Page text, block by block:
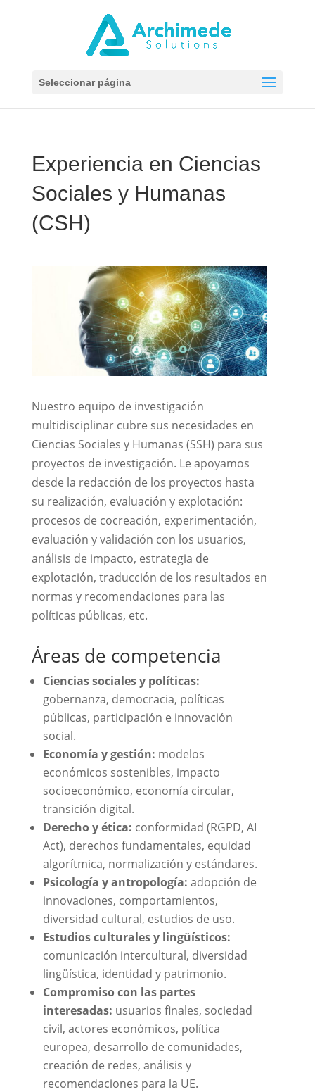
Seleccionar página
Experiencia en Ciencias
Sociales y Humanas
(CSH)
Nuestro equipo de investigación
multidisciplinar cubre sus necesidades en
Ciencias Sociales y Humanas (SSH) para sus
proyectos de investigación. Le apoyamos
desde la redacción de los proyectos hasta
su realización, evaluación y explotación:
procesos de cocreación, experimentación,
evaluación y validación con los usuarios,
análisis de impacto, estrategia de
explotación, traducción de los resultados en
normas y recomendaciones para las
políticas públicas, etc.
Áreas de competencia
Ciencias sociales y políticas:
gobernanza, democracia, políticas
públicas, participación e innovación
social.
Economía y gestión: modelos
económicos sostenibles, impacto
socioeconómico, economía circular,
transición digital.
Derecho y ética: conformidad (RGPD, AI
Act), derechos fundamentales, equidad
algorítmica, normalización y estándares.
Psicología y antropología: adopción de
innovaciones, comportamientos,
diversidad cultural, estudios de uso.
Estudios culturales y lingüísticos:
comunicación intercultural, diversidad
lingüística, identidad y patrimonio.
Compromiso con las partes
interesadas: usuarios finales, sociedad
civil, actores económicos, política
europea, desarrollo de comunidades,
creación de redes, análisis y
recomendaciones para la UE.